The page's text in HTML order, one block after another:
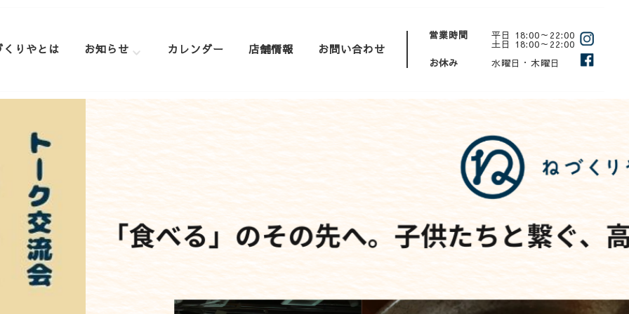
くりやとは お知らせ カレンダー 店舗情報 お問い合わせ
営業時間 平日 18:00～22:00
土日 18:00～22:00
お休み
水曜日・木曜日